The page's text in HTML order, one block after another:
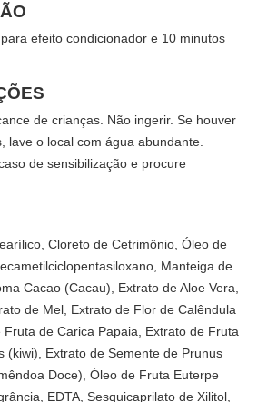
efeito condicionador e 10 minutos
de crianças. Não ingerir. Se houver
lave o local com água abundante.
de sensibilização e procure
Cloreto de Cetrimônio, Óleo de
Manteiga de
Cacao (Cacau), Extrato de Aloe Vera,
de Mel, Extrato de Flor de Calêndula
de Carica Papaia, Extrato de Fruta
(kiwi), Extrato de Semente de Prunus
Doce), Óleo de Fruta Euterpe
EDTA, Sesquicaprilato de Xilitol,